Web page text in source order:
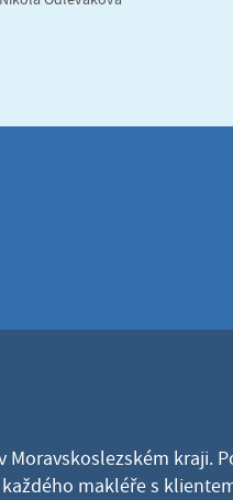
kraji.
každého makléře s